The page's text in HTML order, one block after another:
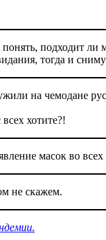
подходит
тогда и
на чемодане
хотите?!
масок во всех
не скажем.